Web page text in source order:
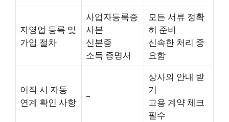
자영업 등록 및
가입 절차
사업자등록증
사본
신분증
소득 증명서
모든 서류 정확
히 준비
신속한 처리 중
요함
이직 시 자동
연계 확인 사항
–
상사의 안내 받
기
고용 계약 체크
필수